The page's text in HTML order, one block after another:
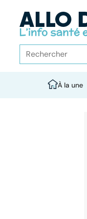
À la une